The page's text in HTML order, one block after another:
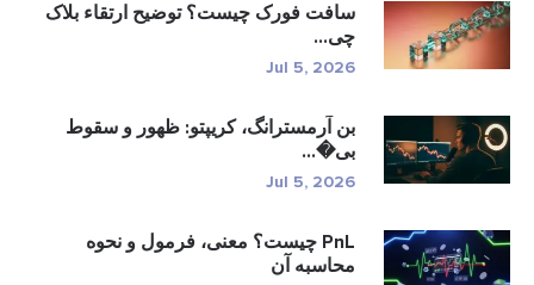
سافت فورک چیست؟ توضیح ارتقاء بلاک
چی...
Jul 5, 2026
بن آرمسترانگ، کریپتو: ظهور و سقوط
بی�...
Jul 5, 2026
PnL چیست؟ معنی، فرمول و نحوه
محاسبه آن